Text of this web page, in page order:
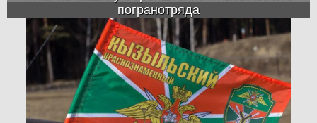
погранотряда